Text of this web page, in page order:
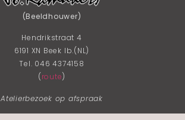
(Beeldhouwer)
Hendrikstraat 4
6191 XN Beek lb.(NL)
Tel. 046 4374158
(route)
Atelierbezoek op afspraak